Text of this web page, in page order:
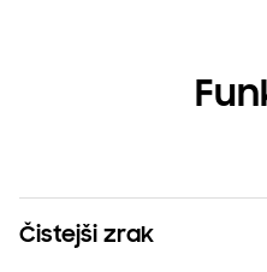
Čistejši zrak